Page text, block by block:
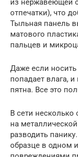
из нержавеющей
отпечатки), что
Тыльная панель
матового
пальцев и
Даже если носить
попадает влага,
пятна. Все это
В сети несколько
на
разводить
образце в одном